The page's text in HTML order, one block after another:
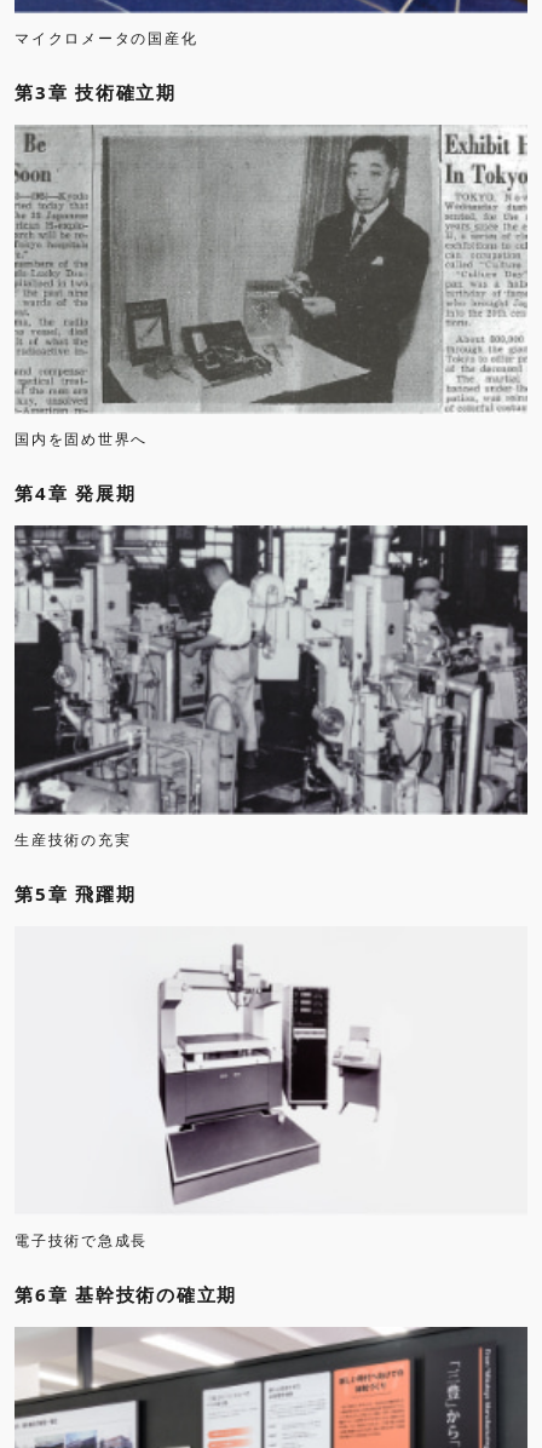
マイクロメータの国産化
第3章 技術確立期
国内を固め世界へ
第4章 発展期
生産技術の充実
第5章 飛躍期
電子技術で急成長
第6章 基幹技術の確立期